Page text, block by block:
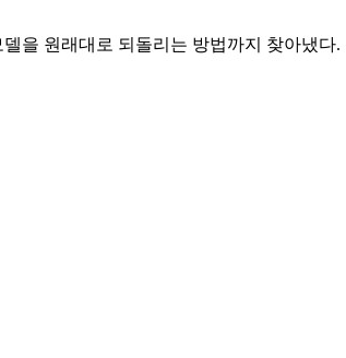
을 원래대로 되돌리는 방법까지 찾아냈다.